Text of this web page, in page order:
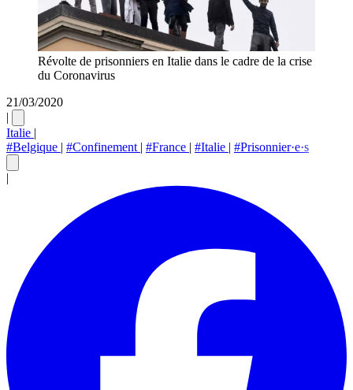
Révolte de prisonniers en Italie dans le cadre de la crise
du Coronavirus
21/03/2020
|
Italie |
#Belgique | #Confinement | #France | #Italie | #Prisonnier·e·s
|